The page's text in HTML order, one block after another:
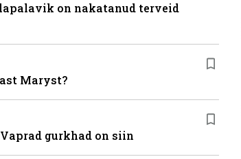
on nakatanud terveid
Maryst?
gurkhad on siin